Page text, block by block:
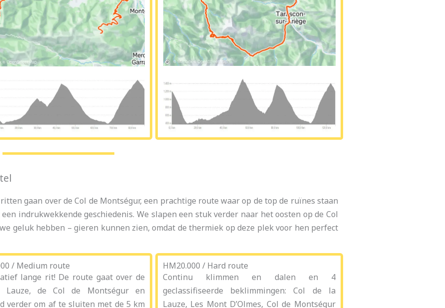
gaan over de Col de Montségur, een prachtige route waar op de top de ruïnes staan
indrukwekkende geschiedenis. We slapen een stuk verder naar het oosten op de Col
geluk hebben – gieren kunnen zien, omdat de thermiek op deze plek voor hen perfect
/ Medium route
lange rit! De route gaat over de
Lauze, de Col de Montségur en
verder om af te sluiten met de 5 km
HM20.000 / Hard route
Continu klimmen en dalen en 4
geclassifiseerde beklimmingen: Col de la
Lauze, Les Mont D’Olmes, Col de Montségur